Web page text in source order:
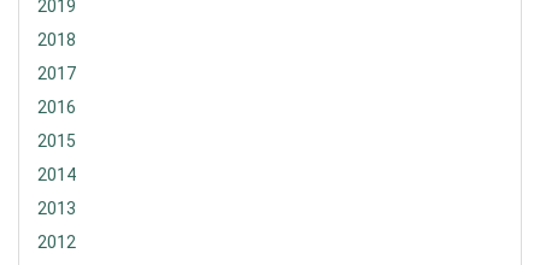
2019
2018
2017
2016
2015
2014
2013
2012